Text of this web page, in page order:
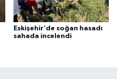
Eskişehir'de soğan hasadı
sahada incelendi